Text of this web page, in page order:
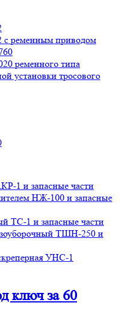
с ременным приводом
ременного типа
установки тросового
1 и запасные части
НЖ-100 и запасные
ТС-1 и запасные части
ТШН-250 и
УНС-1
ключ за 60